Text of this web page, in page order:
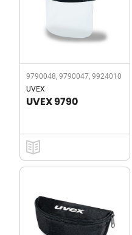
9790048, 9790047, 9924010
UVEX
UVEX 9790